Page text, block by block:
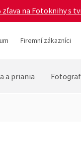
zľava na Fotoknihy s
Firemní zákazníci
a priania